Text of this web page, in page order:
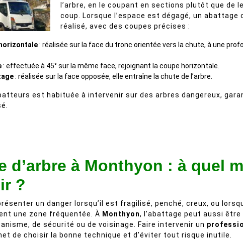
l’arbre, en le coupant en sections plutôt que de
coup. Lorsque l’espace est dégagé, un abattage
réalisé, avec des coupes précises :
: réalisée sur la face du tronc orientée vers la chute, à une
: effectuée à 45° sur la même face, rejoignant la coupe horizontale.
: réalisée sur la face opposée, elle entraîne la chute de l’arbre.
est habituée à intervenir sur des arbres dangereux,
d’arbre à Monthyon : à quel
?
un danger lorsqu’il est fragilisé, penché, creux, ou
une zone fréquentée. À Monthyon, l’abattage peut aussi
de sécurité ou de voisinage. Faire intervenir un
de choisir la bonne technique et d’éviter tout risque inutile.